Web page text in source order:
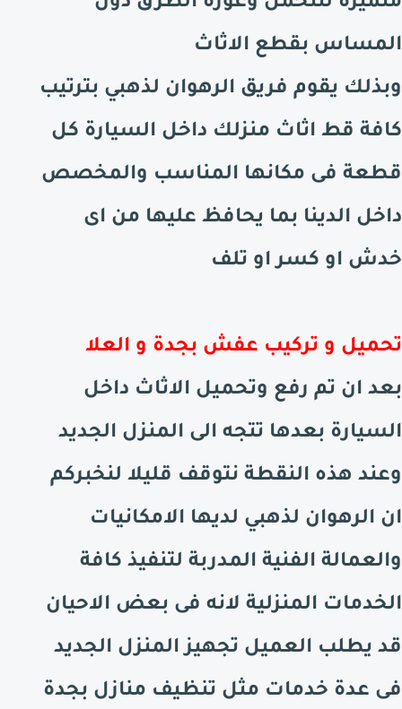
المساس بقطع الاثاث
وبذلك يقوم فريق الرهوان لذهبي بترتيب
كافة قط اثاث منزلك داخل السيارة كل
قطعة فى مكانها المناسب والمخصص
داخل الدينا بما يحافظ عليها من اى
خدش او كسر او تلف
تحميل و تركيب عفش بجدة و العلا
بعد ان تم رفع وتحميل الاثاث داخل
السيارة بعدها تتجه الى المنزل الجديد
وعند هذه النقطة نتوقف قليلا لنخبركم
ان الرهوان لذهبي لديها الامكانيات
والعمالة الفنية المدربة لتنفيذ كافة
الخدمات المنزلية لانه فى بعض الاحيان
قد يطلب العميل تجهيز المنزل الجديد
فى عدة خدمات مثل تنظيف منازل بجدة